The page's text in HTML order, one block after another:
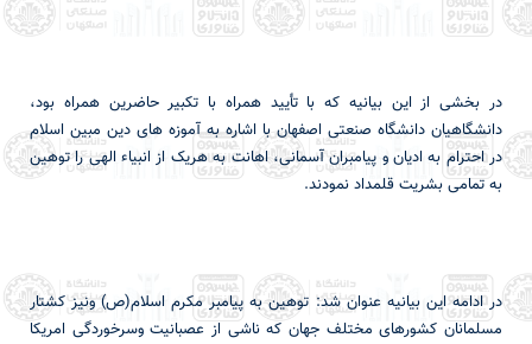
در بخشی از این بیانیه که با تأیید همراه با تکبیر حاضرین همراه بود،
دانشگاهیان دانشگاه صنعتی اصفهان با اشاره به آموزه های دین مبین اسلام
در احترام به ادیان و پیامبران آسمانی، اهانت به هریک از انبیاء الهی را توهین
به تمامی بشریت قلمداد نمودند.
در ادامه این بیانیه عنوان شد: توهین به پیامبر مکرم اسلام(ص) ونیز کشتار
مسلمانان کشورهای مختلف جهان که ناشی از عصبانیت وسرخوردگی امریکا